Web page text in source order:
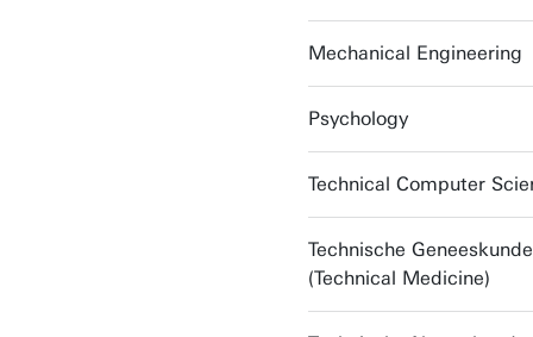
Mechanical Engineering
Psychology
Technical Computer
Technische Geneeskunde
(Technical Medicine)